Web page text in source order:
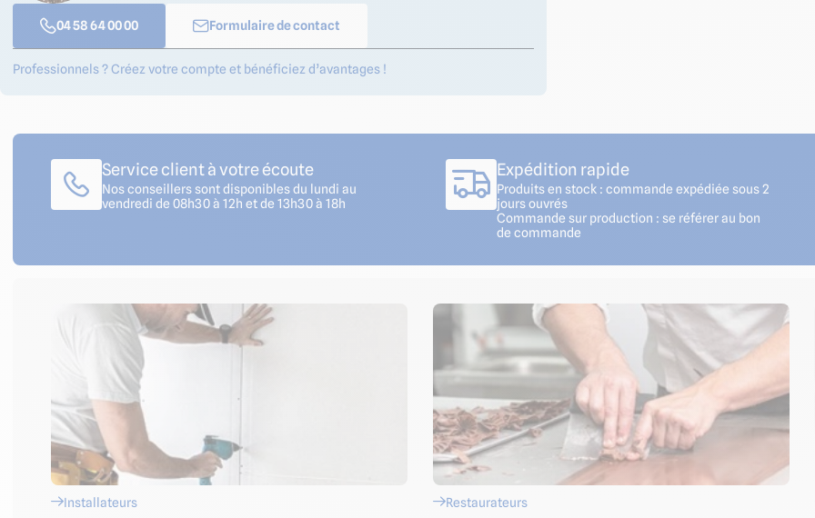
04 58 64 00 00 Formulaire de contact
Professionnels ? Créez votre compte et bénéficiez d’avantages !
Service client à votre écoute
Nos conseillers sont disponibles du lundi au
vendredi de 08h30 à 12h et de 13h30 à 18h
Expédition rapide
Produits en stock : commande expédiée sous 2
jours ouvrés
Commande sur production : se référer au bon
de commande
Installateurs Restaurateurs